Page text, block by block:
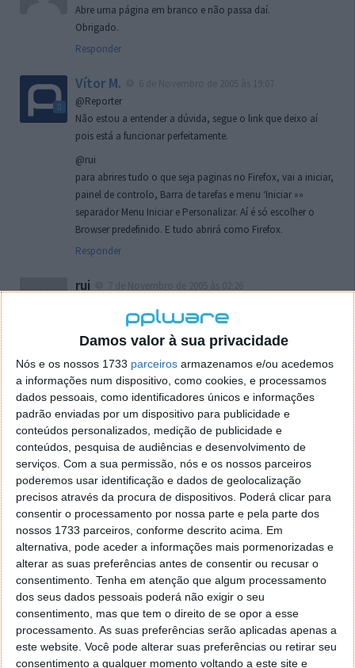
Damos valor à sua privacidade
Nós e os nossos 1733 parceiros armazenamos e/ou acedemos
a informações num dispositivo, como cookies, e processamos
dados pessoais, como identificadores únicos e informações
padrão enviadas por um dispositivo para publicidade e
conteúdos personalizados, medição de publicidade e
conteúdos, pesquisa de audiências e desenvolvimento de
serviços. Com a sua permissão, nós e os nossos parceiros
poderemos usar identificação e dados de geolocalização
precisos através da procura de dispositivos. Poderá clicar para
consentir o processamento por nossa parte e pela parte dos
nossos 1733 parceiros, conforme descrito acima. Em
alternativa, pode aceder a informações mais pormenorizadas e
alterar as suas preferências antes de consentir ou recusar o
consentimento. Tenha em atenção que algum processamento
dos seus dados pessoais poderá não exigir o seu
consentimento, mas que tem o direito de se opor a esse
processamento. As suas preferências serão aplicadas apenas a
este website. Você pode alterar suas preferências ou retirar seu
consentimento a qualquer momento voltando a este site e
Abre uma página em branco e não passa daí.
Obrigado.
Responder
Vítor M.
@Reporter
Não estou a entender a dúvida, segue o link que deixo aí
pois está a funcionar perfeitamente.
@rui
para abrires tudo o que seja paginas no Firefox, vai a iniciar,
painel de controlo, Barra de tarefas e menu ‘Iniciar »»
separador Menu Iniciar e Personalizar. Aí é só escolher o
Browser predefinido. E tudo abrirá como Firefox.
Responder
rui
localizaçao referida n se encontra la nada k me permita por
o firefox como browser predefenido
Ja percorri o painel
tentei apagar o explorer na tentativa de forçar o uso do
firefox mas em vao. Kaso te lembres de outra dica fico
agradecido, caso contrario obrigado a mesma
Responder
Vítor M.
7 de Novembro de 2005 às 01:39
@Reporter
Desculpa mas o link funciona. Seja como for segue por mail
o MSn Messenger 8.
Responder
Vítor M.
@Rui
Tens de encontrar o que te falei. Faz da seguinte maneira,
janela iniciar e no topo dessa janela com o botão direito do
rato faz propriedades. Depois no separador Menu ‘Iniciar’
clica no botão ‘Personalizar’ aí encontrarás no separador